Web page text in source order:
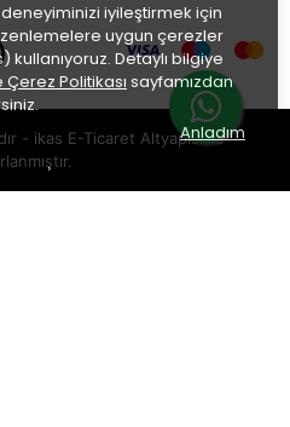
deneyiminizi iyileştirmek için
uygun çerezler
kullanıyoruz. Detaylı bilgiye
Çerez Politikası sayfamızdan
Anladım
- ikas E-Ticaret Altyapısı ile